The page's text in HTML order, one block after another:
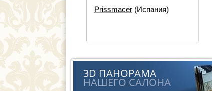
Размеры:90×30
Стиль:Пэчворк
Prissmacer (Испания)
3D ПАНОРАМА
НАШЕГО САЛОНА